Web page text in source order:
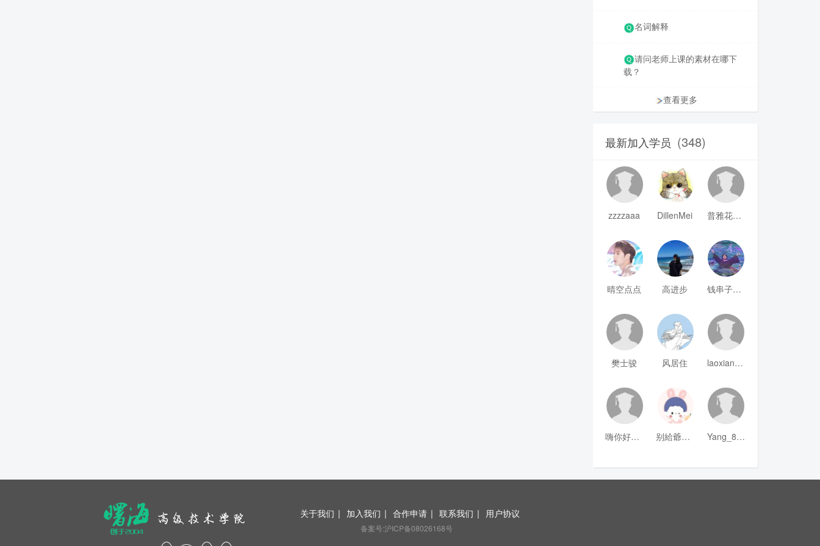
名词解释
请问老师上课的素材在哪下
载？
查看更多
最新加入学员 (348)
zzzzaaa DillenMei 普雅花qya
晴空点点 高进步 钱串子123
樊士骏 风居住 laoxianrou
嗨你好8mm 别給爺装纯 Yang_811
关于我们 | 加入我们 | 合作申请 | 联系我们 | 用户协议
备案号:沪ICP备08026168号